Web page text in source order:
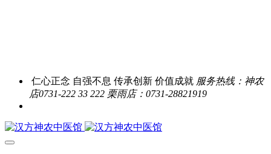
仁心正念 自强不息 传承创新 价值成就 服务热线：神农
店0731-222 33 222 栗雨店：0731-28821919